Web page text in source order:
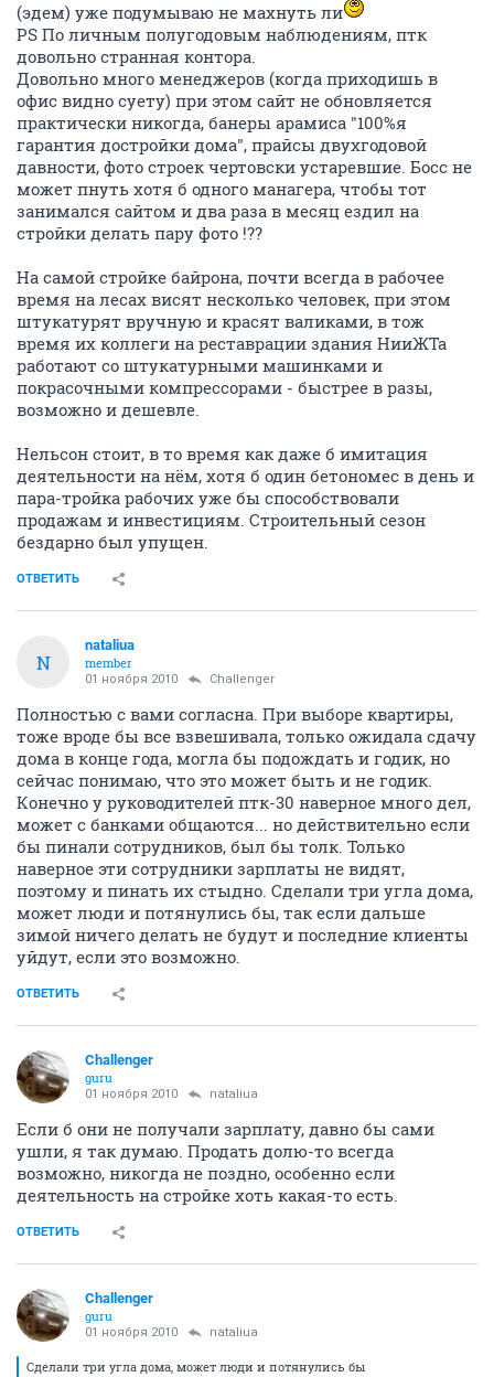
(эдем) уже подумываю не махнуть ли
PS По личным полугодовым наблюдениям, птк
довольно странная контора.
Довольно много менеджеров (когда приходишь в
офис видно суету) при этом сайт не обновляется
практически никогда, банеры арамиса "100%я
гарантия достройки дома", прайсы двухгодовой
давности, фото строек чертовски устаревшие. Босс не
может пнуть хотя б одного манагера, чтобы тот
занимался сайтом и два раза в месяц ездил на
стройки делать пару фото !??
На самой стройке байрона, почти всегда в рабочее
время на лесах висят несколько человек, при этом
штукатурят вручную и красят валиками, в тож
время их коллеги на реставрации здания НииЖТа
работают со штукатурными машинками и
покрасочными компрессорами - быстрее в разы,
возможно и дешевле.
Нельсон стоит, в то время как даже б имитация
деятельности на нём, хотя б один бетономес в день и
пара-тройка рабочих уже бы способствовали
продажам и инвестициям. Строительный сезон
бездарно был упущен.
ОТВЕТИТЬ
N
nataliua
member
01 ноября 2010 Challenger
Полностью с вами согласна. При выборе квартиры,
тоже вроде бы все взвешивала, только ожидала сдачу
дома в конце года, могла бы подождать и годик, но
сейчас понимаю, что это может быть и не годик.
Конечно у руководителей птк-30 наверное много дел,
может с банками общаются... но действительно если
бы пинали сотрудников, был бы толк. Только
наверное эти сотрудники зарплаты не видят,
поэтому и пинать их стыдно. Сделали три угла дома,
может люди и потянулись бы, так если дальше
зимой ничего делать не будут и последние клиенты
уйдут, если это возможно.
ОТВЕТИТЬ
Challenger
guru
01 ноября 2010 nataliua
Если б они не получали зарплату, давно бы сами
ушли, я так думаю. Продать долю-то всегда
возможно, никогда не поздно, особенно если
деятельность на стройке хоть какая-то есть.
ОТВЕТИТЬ
Challenger
guru
01 ноября 2010 nataliua
Сделали три угла дома, может люди и потянулись бы